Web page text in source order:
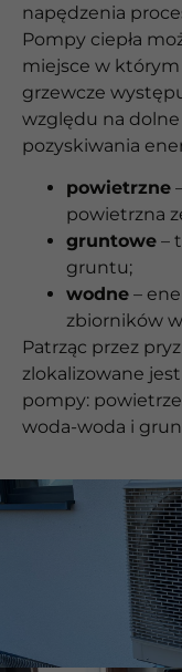
napędzenia
Pompy ciepła
miejsce w
grzewcze
względu na dolne
pozyskiwania
powietrzne
powietrzna
gruntowe –
gruntu;
wodne –
zbiorników
Patrząc przez
zlokalizowane
pompy:
woda-woda i